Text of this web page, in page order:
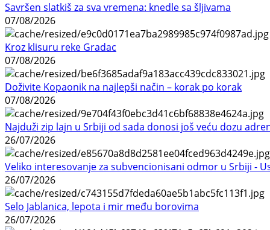
Savršen slatkiš za sva vremena: knedle sa šljivama
07/08/2026
Kroz klisuru reke Gradac
07/08/2026
Doživite Kopaonik na najlepši način – korak po korak
07/08/2026
Najduži zip lajn u Srbiji od sada donosi još veću dozu
26/07/2026
Veliko interesovanje za subvencionisani odmor u Srbiji -
26/07/2026
Selo Jablanica, lepota i mir među borovima
26/07/2026